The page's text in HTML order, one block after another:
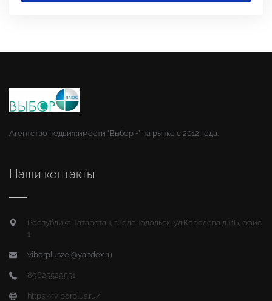
Агентство недвижимости "Выбор +" на рынке с 2012 года.
Наши контакты
Республика Татарстан, г.Зеленодольск, ул.Королева д.11Б, офис
1
viborpluszel@yandex.ru
89625529551
https://viborplus.ru/